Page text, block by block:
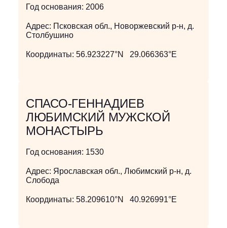
Год основания: 2006
Адрес: Псковская обл., Новоржевский р-н, д.
Столбушино
Координаты: 56.923227°N 29.066363°E
СПАСО-ГЕННАДИЕВ
ЛЮБИМСКИЙ МУЖСКОЙ
МОНАСТЫРЬ
Год основания: 1530
Адрес: Ярославская обл., Любимский р-н, д.
Слобода
Координаты: 58.209610°N 40.926991°E